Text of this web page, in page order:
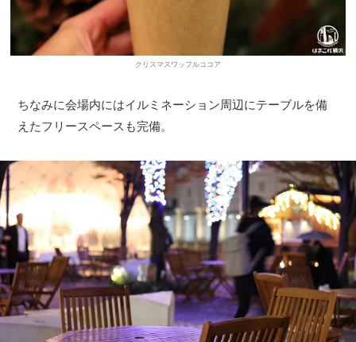
クリスマスワッフルココア
ちなみに会場内にはイルミネーション周辺にテーブルを備
えたフリースペースも完備。